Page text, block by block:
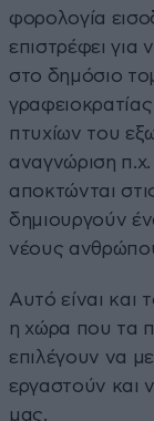
φορολογία
επιστρέφει για
στο δημόσιο
πτυχίων του
αναγνώριση π.χ.
αποκτώνται
δημιουργούν
νέους
Αυτό είναι και
η χώρα που τα
επιλέγουν να
εργαστούν και
μας.